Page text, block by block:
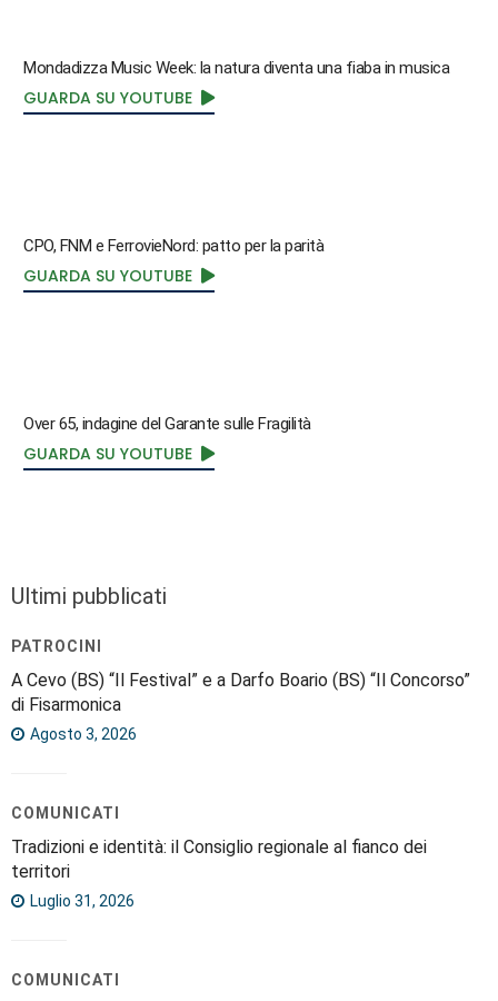
Mondadizza Music Week: la natura diventa una fiaba in musica
GUARDA SU YOUTUBE
CPO, FNM e FerrovieNord: patto per la parità
GUARDA SU YOUTUBE
Over 65, indagine del Garante sulle Fragilità
GUARDA SU YOUTUBE
Ultimi pubblicati
PATROCINI
A Cevo (BS) “Il Festival” e a Darfo Boario (BS) “Il Concorso”
di Fisarmonica
Agosto 3, 2026
COMUNICATI
Tradizioni e identità: il Consiglio regionale al fianco dei
territori
Luglio 31, 2026
COMUNICATI